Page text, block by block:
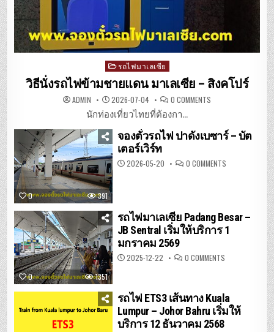
Posted
in
รถไฟมาเลเซีย
วิธีนั่งรถไฟข้ามชายแดน มาเลเซีย – สิงคโปร์
ADMIN 2026-07-04 0 COMMENTS
ชายแดน
มาเลเซีย
นักท่องเที่ยวไทยที่ต้องกา...
0 391
จองตั๋วรถไฟ ปาดังเบซาร์ – บัต
เตอร์เวิร์ท
2026-05-20 0 COMMENTSON
จอง
ซาร์
–
บัต
เต
0 1351
รถไฟมาเลเซีย Padang Besar –
JB Sentral เริ่มให้บริการ 1
มกราคม 2569
2025-12-22 0 COMMENTSON
รถไฟ
–
JB
SENTRAL
เริ่ม
ให้
รถไฟ ETS3 เส้นทาง Kuala
Lumpur – Johor Bahru เริ่มให้
บริการ 12 ธันวาคม 2568